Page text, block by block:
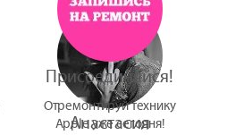
Анастасия
Присоединяйся!
Отремонтируй технику
Apple уже сегодня!